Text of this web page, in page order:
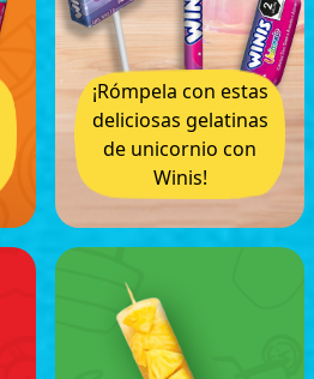
¡Rómpela con estas
deliciosas gelatinas
de unicornio con
Winis!